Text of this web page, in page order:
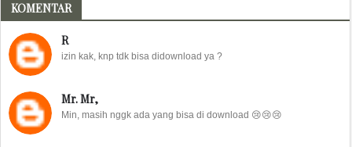
KOMENTAR
R
izin kak, knp tdk bisa didownload ya ?
Mr. Mr,
Min, masih nggk ada yang bisa di download 😢😢😢